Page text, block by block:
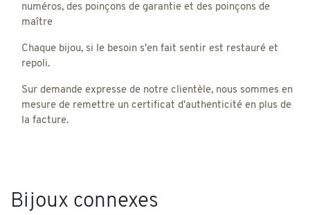
numéros, des poinçons de garantie et des poinçons de
maître
Chaque bijou, si le besoin s'en fait sentir est restauré et
repoli.
Sur demande expresse de notre clientèle, nous sommes en
mesure de remettre un certificat d'authenticité en plus de
la facture.
Bijoux connexes